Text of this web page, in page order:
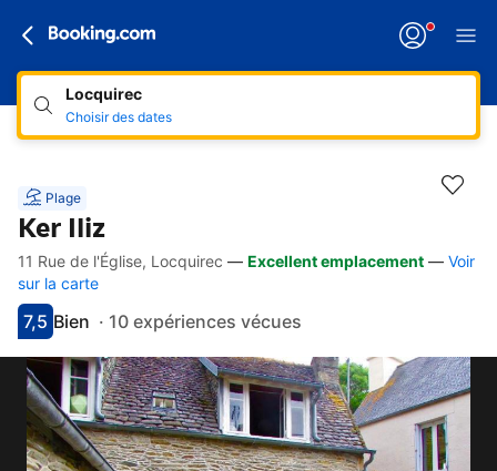
Locquirec
Choisir des dates
Plage
Ker Iliz
Accès rapides
Aller à la description
Aller aux équipements
Aller aux hébergements
Aller aux conditions
11 Rue de l'Église, Locquirec — Excellent emplacement — Voir
sur la carte
Avec une note de 7.5
7,5
bien Bien · 10 expériences vécues